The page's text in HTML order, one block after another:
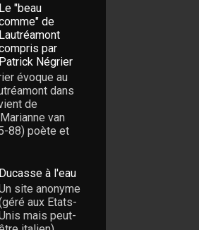
Le "beau
de
Lautréamont
par
Patrick Négrier
évoque au
dans
de
van
88) poète et
Ducasse à l'eau
site anonyme
aux Etats-
mais peut-